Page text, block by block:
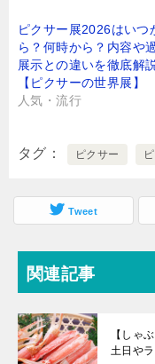
ピクサー展2026はいつ
ら？何時から？内容や
展示との違いを徹底解
【ピクサーの世界展】
人気・流行
タグ ピクサー
Tweet
関連記事
【しゃ
土日や